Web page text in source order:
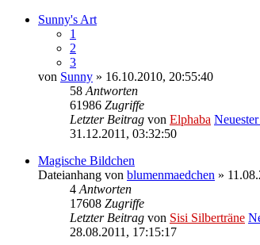
Sunny's Art
1
2
3
von Sunny » 16.10.2010, 20:55:40
58 Antworten
61986 Zugriffe
Letzter Beitrag von Elphaba
31.12.2011, 03:32:50
Magische Bildchen
Dateianhang von blumenmaedchen »
4 Antworten
17608 Zugriffe
Letzter Beitrag von Sisi Silberträne
28.08.2011, 17:15:17